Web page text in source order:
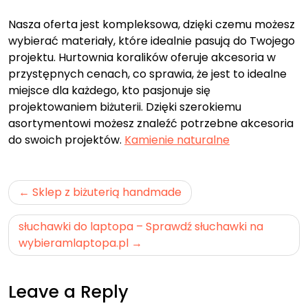
Nasza oferta jest kompleksowa, dzięki czemu możesz
wybierać materiały, które idealnie pasują do Twojego
projektu. Hurtownia koralików oferuje akcesoria w
przystępnych cenach, co sprawia, że jest to idealne
miejsce dla każdego, kto pasjonuje się
projektowaniem biżuterii. Dzięki szerokiemu
asortymentowi możesz znaleźć potrzebne akcesoria
do swoich projektów. Kamienie naturalne
Nawigacja
wpisu
Sklep z biżuterią handmade
słuchawki do laptopa – Sprawdź słuchawki na
wybieramlaptopa.pl
Leave a Reply